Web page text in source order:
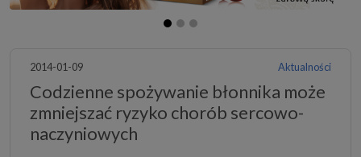
2014-01-09 Aktualności
Codzienne spożywanie błonnika może
zmniejszać ryzyko chorób sercowo-
naczyniowych